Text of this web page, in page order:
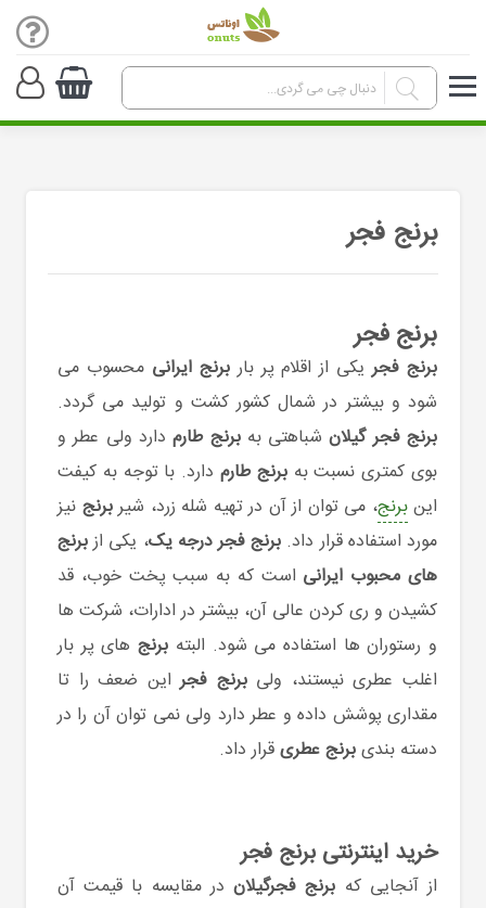
برنج فجر
برنج فجر
برنج فجریکی از اقلام پر باربرنج ایرانی محسوب می
شود و بیشتر در شمال کشور کشت و تولید می گردد.
برنج فجر گیلان شباهتی به برنج طارمدارد ولی عطر و
بوی کمتری نسبت بهبرنج طارم دارد. با توجه به کیفت
اینبرنج، می توان از آن در تهیه شله زرد، شیربرنج نیز
مورد استفاده قرار داد. برنج فجردرجه یک، یکی ازبرنج
های محبوب ایرانی است که به سبب پخت خوب، قد
کشیدن و ری کردن عالی آن، بیشتر در ادارات، شرکت ها
و رستوران ها استفاده می شود. البته برنج های پر بار
اغلب عطری نیستند، ولیبرنج فجراین ضعف را تا
مقداری پوشش داده و عطر دارد ولی نمی توان آن را در
دسته بندیبرنج عطریقرار داد.
خرید اینترنتی برنج فجر
از آنجایی که برنج فجرگیلاندر مقایسه با قیمت آن